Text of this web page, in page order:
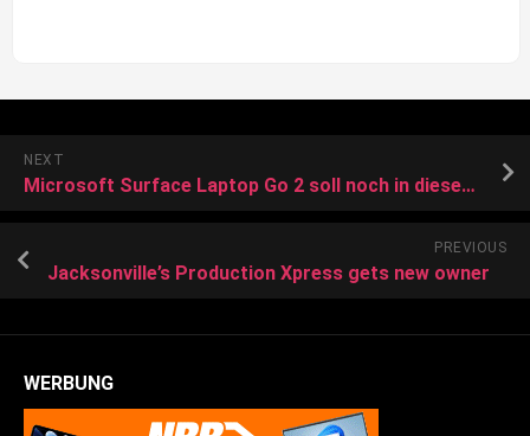
NEXT
Microsoft Surface Laptop Go 2 soll noch in dieser Jahreshälfte erscheinen
PREVIOUS
Jacksonville’s Production Xpress gets new owner
WERBUNG